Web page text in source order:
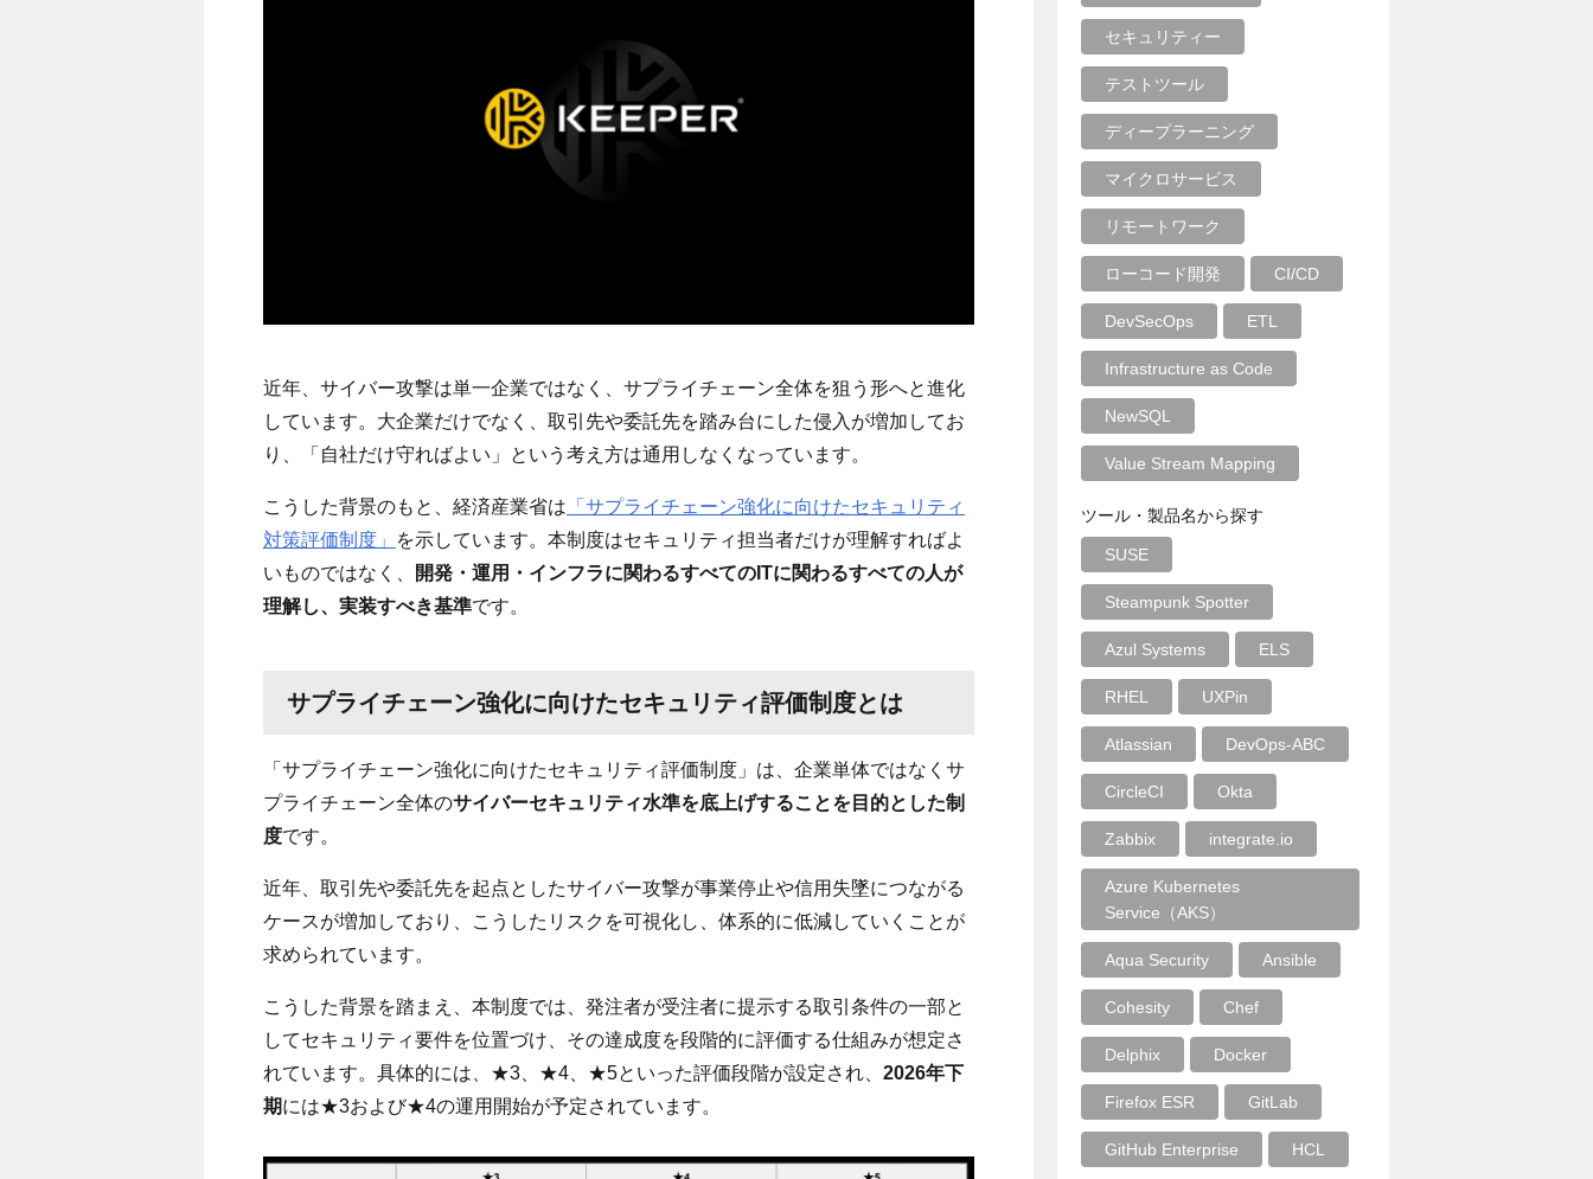
近年、サイバー攻撃は単一企業ではなく、サプライチェーン全体を狙う形へと進化
しています。大企業だけでなく、取引先や委託先を踏み台にした侵入が増加してお
り、「自社だけ守ればよい」という考え方は通用しなくなっています。
こうした背景のもと、経済産業省は 「サプライチェーン強化に向けたセキュリティ
対策評価制度」
を示しています。本制度はセキュリティ担当者だけが理解すればよ
いものではなく、
開発・運用・インフラに関わるすべての ITに関わるすべての人が
理解し、実装すべき基準です。
サプライチェーン強化に向けたセキュリティ評価制度とは
「サプライチェーン強化に向けたセキュリティ評価制度」は、企業単体ではなくサ
プライチェーン全体のサイバーセキュリティ水準を底上げすることを目的とした制
度です。
近年、取引先や委託先を起点としたサイバー攻撃が事業停止や信用失墜につながる
ケースが増加しており、こうしたリスクを可視化し、体系的に低減していくことが
求められています。
こうした背景を踏まえ、本制度では、発注者が受注者に提示する取引条件の一部と
してセキュリティ要件を位置づけ、その達成度を段階的に評価する仕組みが想定さ
れています。具体的には、 ★3 ★4 ★5といった評価段階が設定され、 2026年下
期には★3および★4の運用開始が予定されています。
セキュリティー
テストツール
ディープラーニング
マイクロサービス
リモートワーク
ローコード開発 CI/CD
DevSecOps ETL
Infrastructure as Code
NewSQL
Value Stream Mapping
ツール・製品名から探す
SUSE
Steampunk Spotter
Azul Systems ELS
RHEL UXPin
Atlassian DevOps-ABC
CircleCI Okta
Zabbix integrate.io
Azure Kubernetes
Service（AKS）
Aqua Security Ansible
Cohesity Chef
Delphix Docker
Firefox ESR GitLab
GitHub Enterprise HCL